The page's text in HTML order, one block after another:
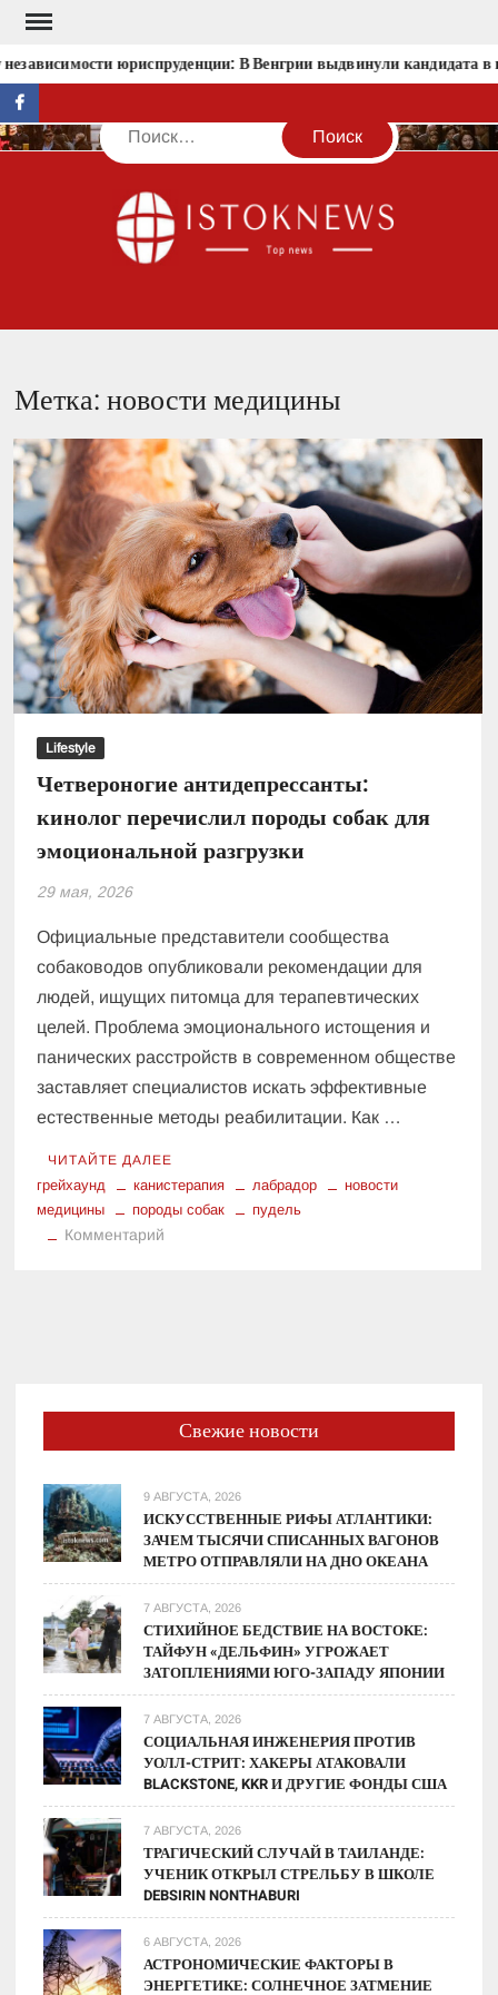
Перейти
содержимомуюриспруденции: В Венгрии выдвинули кандидата в
facebook
Поиск
Метка:новости медицины
Lifestyle
Четвероногие антидепрессанты:
кинолог перечислил породы собак для
эмоциональной разгрузки
29 мая, 2026
Официальные представители сообщества
собаководов опубликовали рекомендации для
людей, ищущих питомца для терапевтических
целей. Проблема эмоционального истощения и
панических расстройств в современном обществе
заставляет специалистов искать эффективные
естественные методы реабилитации. Как …
ЧИТАЙТЕ ДАЛЕЕ
грейхаунд канистерапия лабрадор
новости
медицины
породы собак пудель
Комментарий
для
эмоциональной
Свежие новости
9 АВГУСТА, 2026
ИСКУССТВЕННЫЕ РИФЫ АТЛАНТИКИ:
ЗАЧЕМ ТЫСЯЧИ СПИСАННЫХ ВАГОНОВ
МЕТРО ОТПРАВЛЯЛИ НА ДНО ОКЕАНА
7 АВГУСТА, 2026
СТИХИЙНОЕ БЕДСТВИЕ НА ВОСТОКЕ:
ТАЙФУН «ДЕЛЬФИН» УГРОЖАЕТ
ЗАТОПЛЕНИЯМИ ЮГО-ЗАПАДУ ЯПОНИИ
7 АВГУСТА, 2026
СОЦИАЛЬНАЯ ИНЖЕНЕРИЯ ПРОТИВ
УОЛЛ-СТРИТ: ХАКЕРЫ АТАКОВАЛИ
BLACKSTONE, KKR И ДРУГИЕ ФОНДЫ США
7 АВГУСТА, 2026
ТРАГИЧЕСКИЙ СЛУЧАЙ В ТАИЛАНДЕ:
УЧЕНИК ОТКРЫЛ СТРЕЛЬБУ В ШКОЛЕ
DEBSIRIN NONTHABURI
6 АВГУСТА, 2026
АСТРОНОМИЧЕСКИЕ ФАКТОРЫ В
ЭНЕРГЕТИКЕ: СОЛНЕЧНОЕ ЗАТМЕНИЕ